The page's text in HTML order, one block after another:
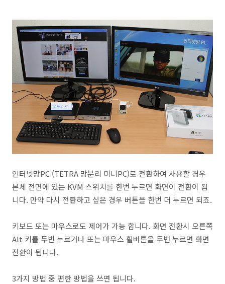
인터넷망PC (TETRA 망분리 미니PC)로 전환하여 사용할 경우
본체 전면에 있는 KVM 스위치를 한번 누르면 화면이 전환이 됩
니다. 만약 다시 전환하고 싶은 경우 버튼을 한번 더 누르면 되죠.
키보드 또는 마우스로도 제어가 가능 합니다. 화면 전환시 오른쪽
Alt 키를 두번 누르거나 또는 마우스 휠버튼을 두번 누르면 화면
전환이 됩니다.
3가지 방법 중 편한 방법을 쓰면 됩니다.